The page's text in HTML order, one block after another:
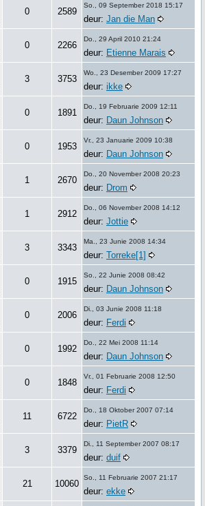
0 2589
So., 09 September 2018 15:17
deur: Jan die Man
0 2266
Do., 29 April 2010 21:24
deur: Etienne Marais
3 3753
Wo., 23 Desember 2009 17:27
deur: ikke
0 1891
Do., 19 Februarie 2009 12:11
deur: Daun Johnson
0 1953
Vr., 23 Januarie 2009 10:38
deur: Daun Johnson
1 2670
Do., 20 November 2008 20:23
deur: Drom
1 2912
Do., 06 November 2008 14:12
deur: Jottie
3 3343
Ma., 23 Junie 2008 14:34
deur: Torreke[1]
0 1915
So., 22 Junie 2008 08:42
deur: Daun Johnson
0 2006
Di., 03 Junie 2008 11:18
deur: Ferdi
0 1992
Do., 22 Mei 2008 11:14
deur: Daun Johnson
0 1848
Vr., 01 Februarie 2008 12:50
deur: Ferdi
11 6722
Do., 18 Oktober 2007 07:14
deur: PietR
3 3379
Di., 11 September 2007 08:17
deur: duif
21 10060
So., 11 Februarie 2007 21:17
deur: ekke